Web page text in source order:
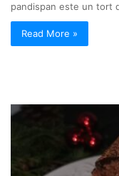
pandispan este un tort
Read More »